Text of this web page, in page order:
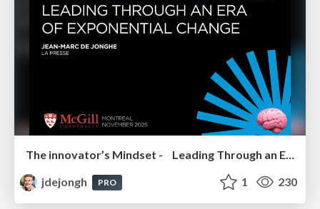
The innovator’s Mindset - Leading Through an Era of Exponential Change - McGill University 2025
jdejongh
PRO 1 230